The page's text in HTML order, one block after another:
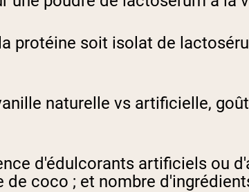
protéine soit isolat de
naturelle vs artificielle,
d'édulcorants artificiels ou
coco ; et nombre